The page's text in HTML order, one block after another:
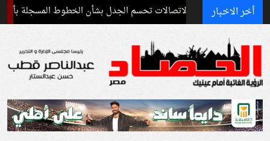
أخر الاخبار
تحسم الجدل بشأن الخطوط المسجلة بأسماء المواطنين دون علمهم